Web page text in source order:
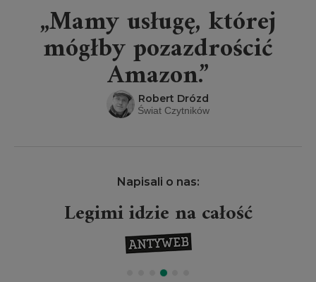
„Mamy usługę, której
mógłby pozazdrościć
Amazon.”
Robert Drózd
Świat Czytników
Napisali o nas:
Legimi idzie na całość